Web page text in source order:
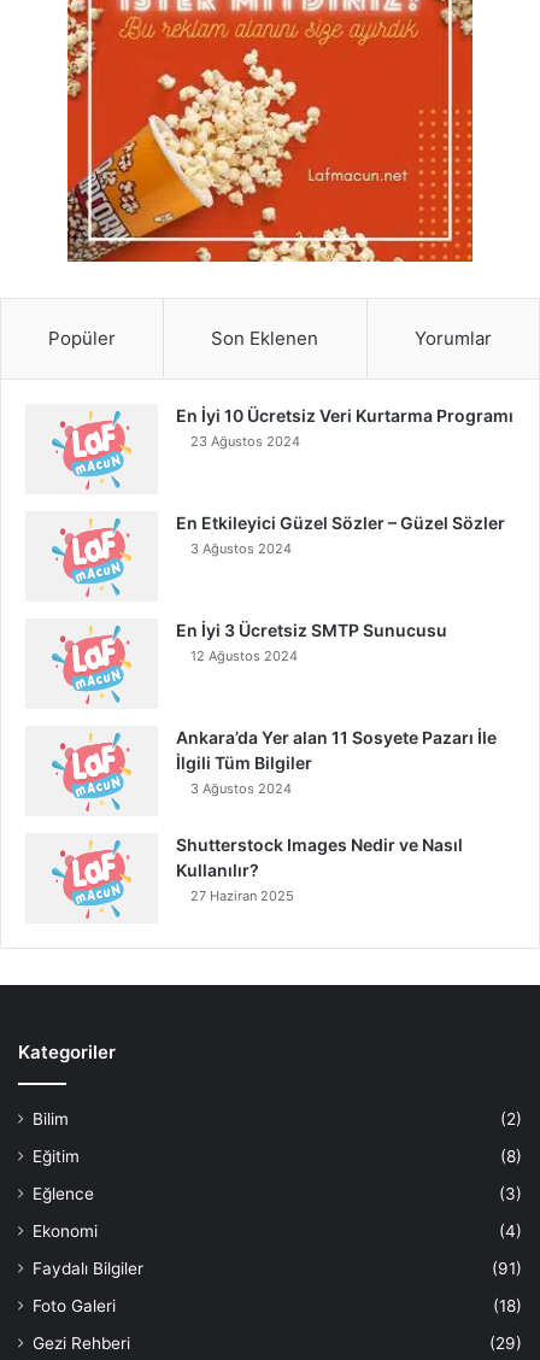
Popüler Son Eklenen Yorumlar
En İyi 10 Ücretsiz Veri Kurtarma Programı
23 Ağustos 2024
En Etkileyici Güzel Sözler – Güzel Sözler
3 Ağustos 2024
En İyi 3 Ücretsiz SMTP Sunucusu
12 Ağustos 2024
Ankara’da Yer alan 11 Sosyete Pazarı İle
İlgili Tüm Bilgiler
3 Ağustos 2024
Shutterstock Images Nedir ve Nasıl
Kullanılır?
27 Haziran 2025
Kategoriler
Bilim
(2)
Eğitim
(8)
Eğlence
(3)
Ekonomi
(4)
Faydalı Bilgiler
(91)
Foto Galeri
(18)
Gezi Rehberi
(29)